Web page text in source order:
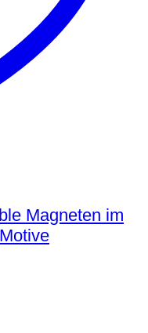
Magneten im